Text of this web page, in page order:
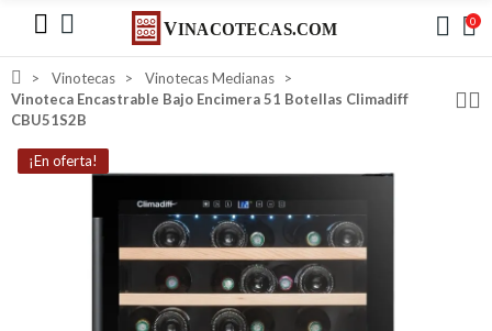
0
Vinotecas
Vinotecas Medianas
Vinoteca Encastrable Bajo Encimera 51 Botellas Climadiff
CBU51S2B
¡En oferta!